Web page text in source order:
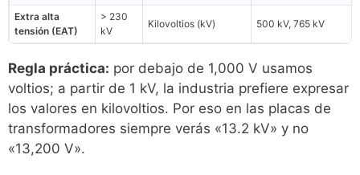
Extra alta
tensión (EAT)
> 230
kV
Kilovoltios (kV) 500 kV, 765 kV
Regla práctica: por debajo de 1,000 V usamos
voltios; a partir de 1 kV, la industria prefiere expresar
los valores en kilovoltios. Por eso en las placas de
transformadores siempre verás «13.2 kV» y no
«13,200 V».